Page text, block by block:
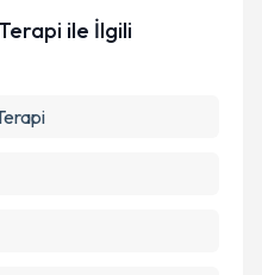
ile İlgili